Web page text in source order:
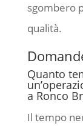
sgombero
qualità.
Quanto
a Ronco
Il tempo